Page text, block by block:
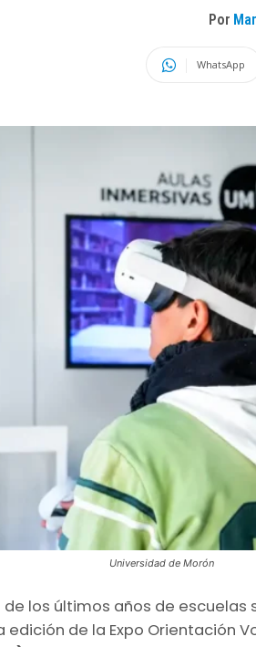
Por
WhatsApp
Universidad de Morón
los últimos años de
de la Expo Orientación